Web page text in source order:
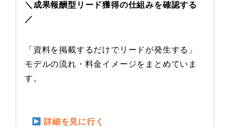
＼成果報酬型リード獲得の仕組みを確認する
／
「資料を掲載するだけでリードが発生する」
モデルの流れ・料金イメージをまとめていま
す。
詳細を見に行く